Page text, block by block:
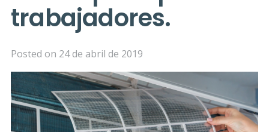
trabajadores.
Posted on 24 de abril de 2019